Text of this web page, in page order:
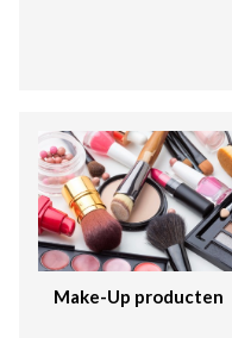
Make-Up producten